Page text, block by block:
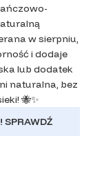
w sierpniu,
i dodaje
lub dodatek
naturalna, bez
🐝✨
SPRAWDŹ